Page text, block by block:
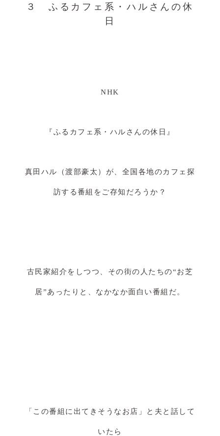
３ ふるカフェ系・ハルさんの休
日
NHK
『ふるカフェ系・ハルさんの休日』
真田ハル（渡部豪太）が、全国各地のカフェ探
訪する番組をご存知だろうか？
古民家紹介をしつつ、その街の人たちの“お芝
居”あったりと、なかなか面白い番組だ。
「この番組に出てきそうなお店」と夫と話して
いたら